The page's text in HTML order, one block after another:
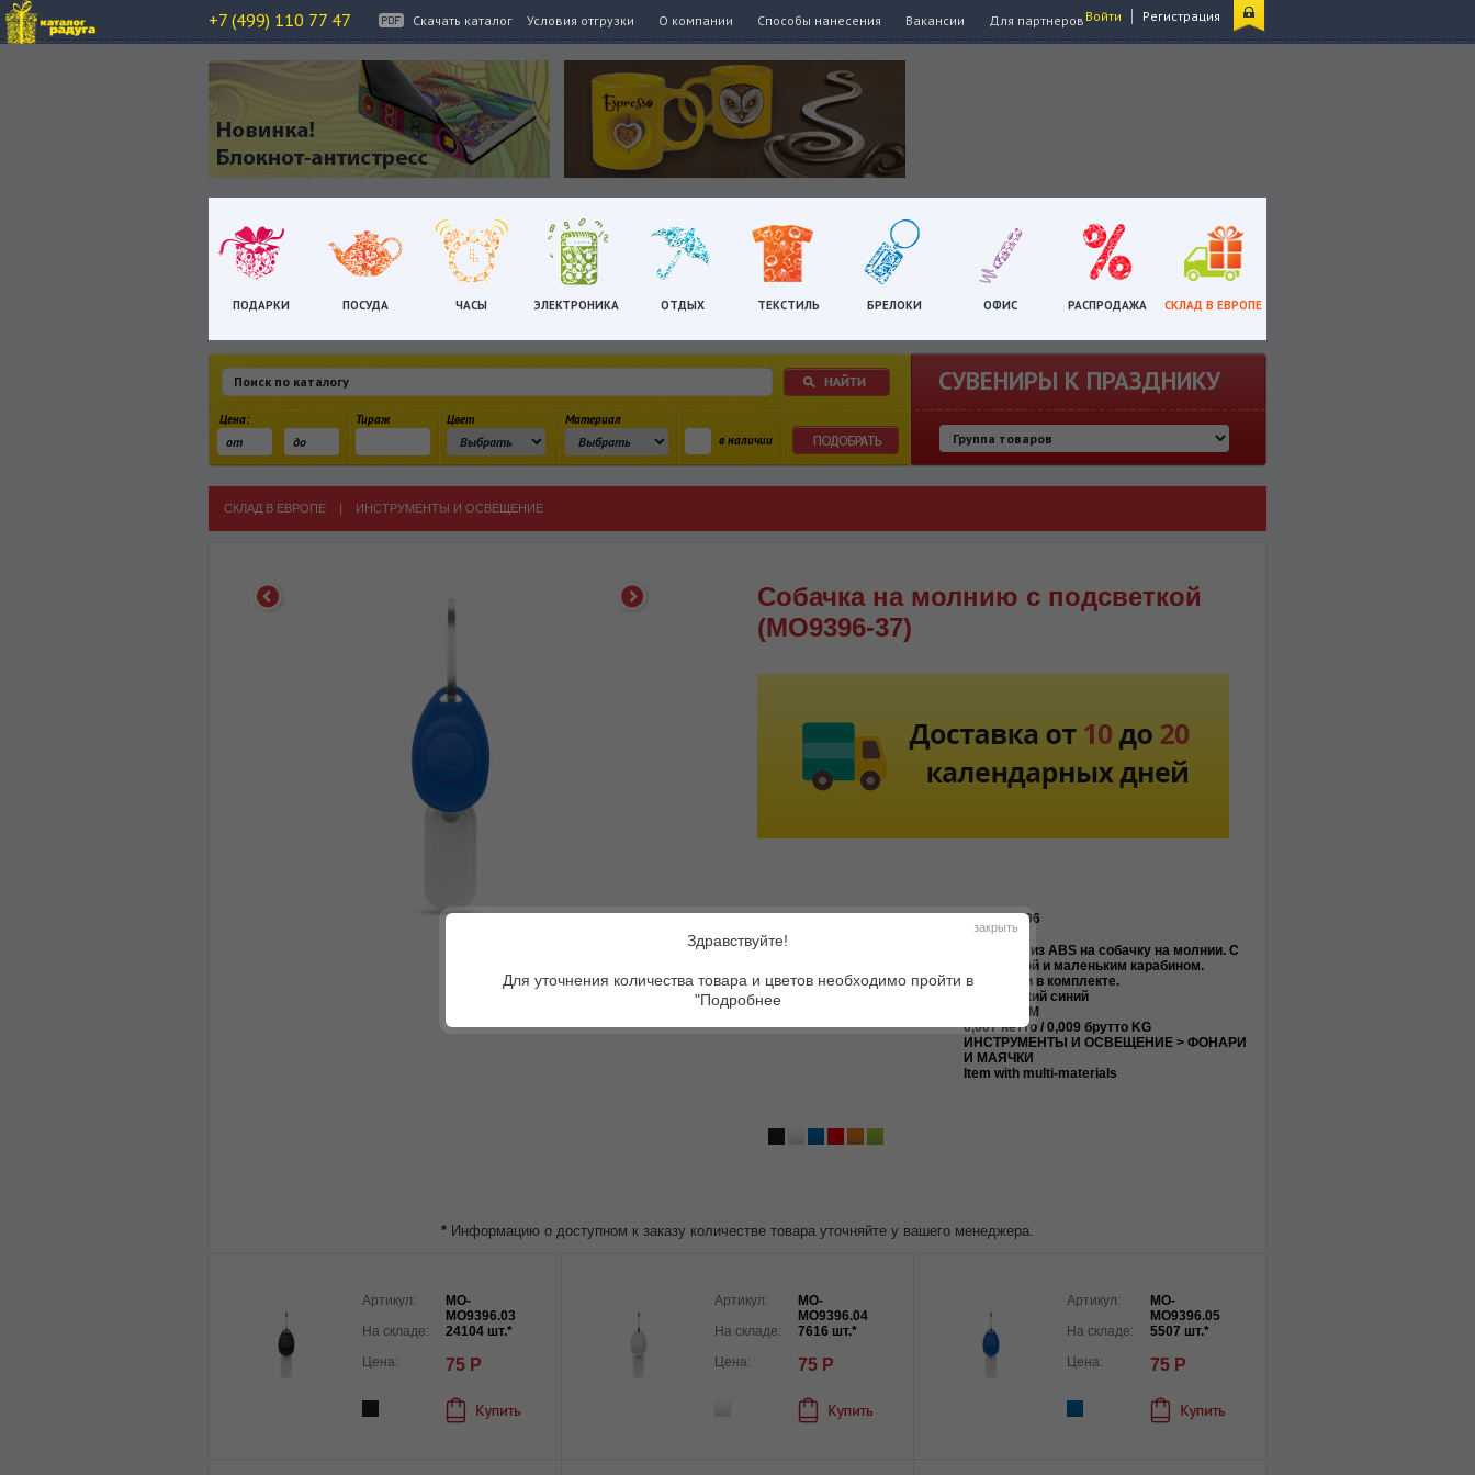
+7 (499) 110 77 47 Скачать каталог Условия отгрузки О компании Способы нанесения Вакансии Для партнеров Войти | Регистрация
ПОДАРКИ ПОСУДА ЧАСЫ ЭЛЕКТРОНИКА ОТДЫХ ТЕКСТИЛЬ БРЕЛОКИ ОФИС РАСПРОДАЖА СКЛАД В ЕВРОПЕ
Цена: Тираж Цвет
Материал
в наличии
СУВЕНИРЫ К ПРАЗДНИКУ
СКЛАД В ЕВРОПЕ | ИНСТРУМЕНТЫ И ОСВЕЩЕНИЕ
Собачка на молнию с подсветкой
(MO9396-37)
MO-MO9396
Описание товара:
Подвеска из ABS на собачку на молнии. С
подсветкой и маленьким карабином.
Батарейки в комплекте.
королевский синий
2X1,8X6 CM
0,007 нетто / 0,009 брутто KG
ИНСТРУМЕНТЫ И ОСВЕЩЕНИЕ > ФОНАРИ
И МАЯЧКИ
Item with multi-materials
* Информацию о доступном к заказу количестве товара уточняйте у вашего менеджера.
Артикул:
MO-
MO9396.03
На складе:
24104 шт.*
Цена:
75 Р
Артикул:
MO-
MO9396.04
На складе:
7616 шт.*
Цена:
75 Р
Артикул:
MO-
MO9396.05
На складе:
5507 шт.*
Цена:
75 Р
закрыть
Здравствуйте!
Для уточнения количества товара и цветов необходимо пройти в
"Подробнее